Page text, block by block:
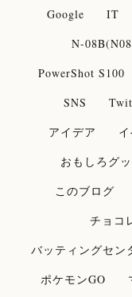
Google
IT
N-
PowerShot S100
SNS
アイデア
おもしろグ
このブログ
チョコ
バッティングセン
ポケモンGO